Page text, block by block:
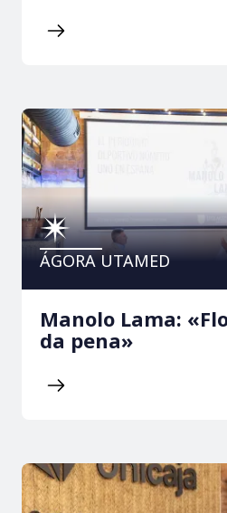
ÁGORA UTAMED
Manolo Lama:
da pena»